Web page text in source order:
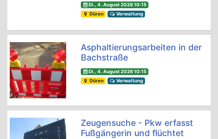
Di., 4. August 2026 10:15
Düren
Verwaltung
Asphaltierungsarbeiten in der
Bachstraße
Di., 4. August 2026 10:15
Düren
Verwaltung
Zeugensuche - Pkw erfasst
Fußgängerin und flüchtet